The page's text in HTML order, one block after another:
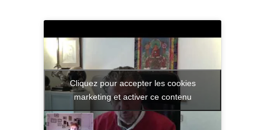
Cliquez pour accepter les cookies
marketing et activer ce contenu